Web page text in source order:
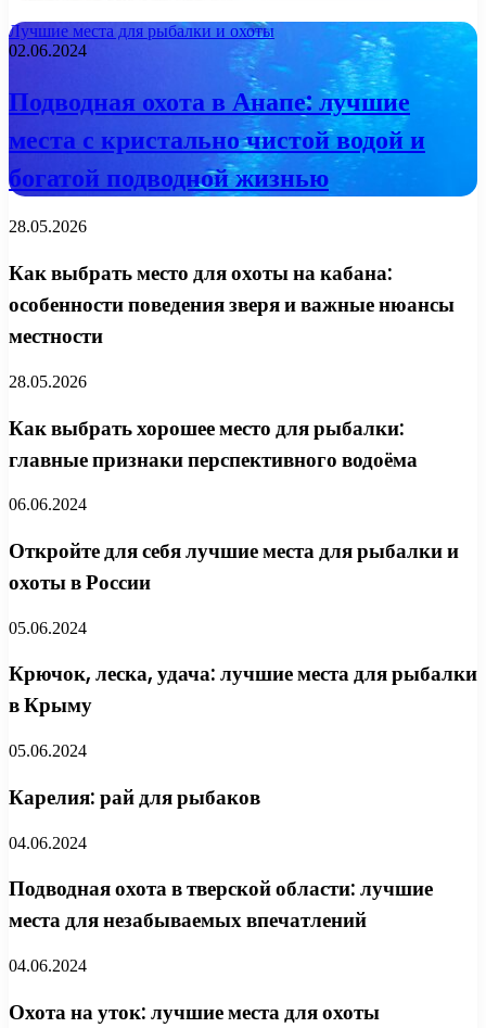
Лучшие места для рыбалки и охоты
02.06.2024
Подводная охота в Анапе: лучшие
места с кристально чистой водой и
богатой подводной жизнью
28.05.2026
Как выбрать место для охоты на кабана:
особенности поведения зверя и важные нюансы
местности
28.05.2026
Как выбрать хорошее место для рыбалки:
главные признаки перспективного водоёма
06.06.2024
Откройте для себя лучшие места для рыбалки и
охоты в России
05.06.2024
Крючок, леска, удача: лучшие места для рыбалки
в Крыму
05.06.2024
Карелия: рай для рыбаков
04.06.2024
Подводная охота в тверской области: лучшие
места для незабываемых впечатлений
04.06.2024
Охота на уток: лучшие места для охоты